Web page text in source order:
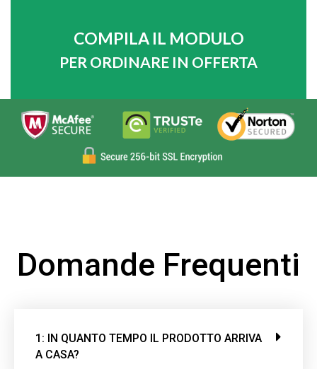
COMPILA IL MODULO
PER ORDINARE IN OFFERTA
Domande Frequenti
1: IN QUANTO TEMPO IL PRODOTTO ARRIVA
A CASA?